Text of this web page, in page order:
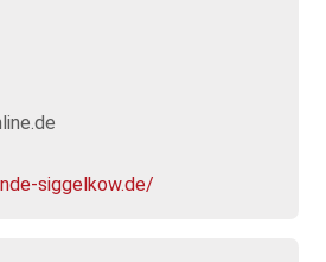
siggelkow.de/